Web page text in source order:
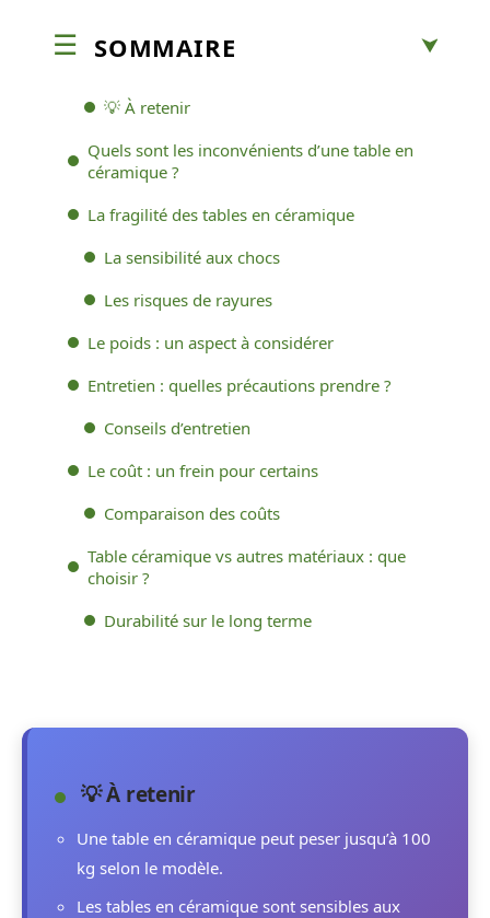
SOMMAIRE
💡 À retenir
Quels sont les inconvénients d’une table en
céramique ?
La fragilité des tables en céramique
La sensibilité aux chocs
Les risques de rayures
Le poids : un aspect à considérer
Entretien : quelles précautions prendre ?
Conseils d’entretien
Le coût : un frein pour certains
Comparaison des coûts
Table céramique vs autres matériaux : que
choisir ?
Durabilité sur le long terme
💡 À retenir
Une table en céramique peut peser jusqu’à 100
kg selon le modèle.
Les tables en céramique sont sensibles aux